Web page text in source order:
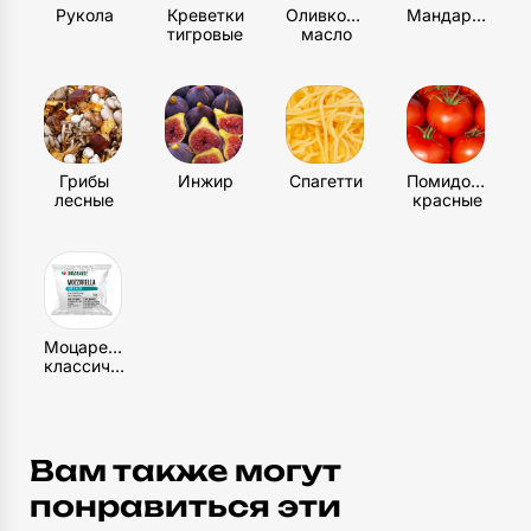
Рукола
Креветки
тигровые
Оливковое
масло
Мандарин
Грибы
лесные
Инжир Спагетти
Помидоры
красные
Моцарелла
классическая
Вам также могут
понравиться эти